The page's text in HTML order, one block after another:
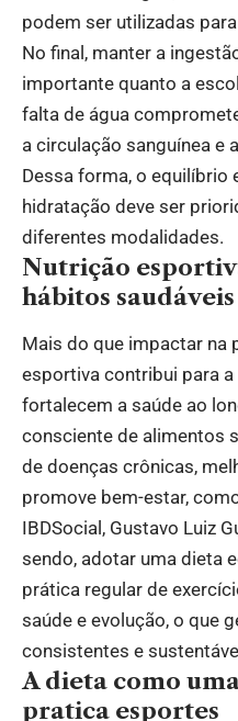
podem ser utilizadas
No final, manter a
importante quanto a
falta de água
a circulação sanguínea e
Dessa forma, o equilíbrio
hidratação deve ser
diferentes modalidades.
Nutrição
hábitos saudáveis
Mais do que impactar na
esportiva contribui para
fortalecem a saúde ao
consciente de alimentos
de doenças crônicas,
promove bem-estar,
IBDSocial, Gustavo Luiz
sendo, adotar uma dieta
prática regular de
saúde e evolução, o que
consistentes e
A dieta como
pratica esportes